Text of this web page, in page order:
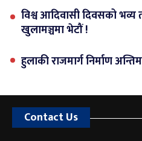
विश्व आदिवासी दिवसको
खुलामञ्चमा भेटौं !
हुलाकी राजमार्ग निर्माण
Contact Us